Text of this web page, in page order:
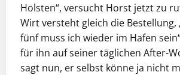
Holsten“, versucht Horst jetzt zu
Wirt versteht gleich die Bestellung,
fünf muss ich wieder im Hafen
für ihn auf seiner täglichen After-
sagt nun, er selbst könne ja nicht